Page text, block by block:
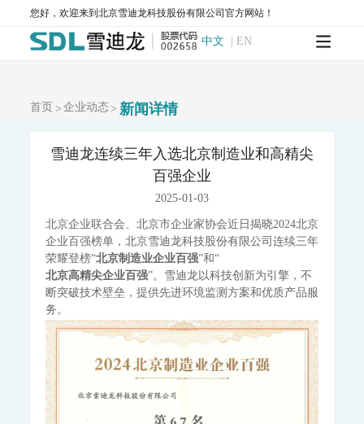
您好，欢迎来到北京雪迪龙科技股份有限公司官方网站！
中文 | EN
SDL 1006-颗粒物全流程校验系统
AQMS-900HM-环境空气颗粒物元素成分自动监测系统
T1200-化学发光法氮氧化物分析仪
T1400-紫外吸收法臭氧分析仪
T1700-动态校准仪 M1001-零气发生器
大气网格化监测系统
AQMS-900C-PM₁₀-户外型颗粒物PM₁₀自动监测系统
MODEL 2130-扬尘在线监测系统
AQMS-1100OU-恶臭自动监测系统
MODEL 2630-II-环境噪声自动监测仪
MODEL 2630-环境噪声自动监测仪
AQMS-900TE-交通污染溯源在线监测系统
大气VOCs监测系统
AQMS-900VI/VII-环境空气非甲烷总烃在线监测系统
AQMS-900VC-环境空气挥发性有机物在线监测系统
AQMS-900VF-环境空气甲醛在线监测系统
AQMS-900TOFMS-多通道飞行时间质谱在线监测系统
大气走航监测车
首页 > 企业动态> 新闻详情
雪迪龙连续三年入选北京制造业和高精尖
百强企业
2025-01-03
北京企业联合会、北京市企业家协会近日揭晓2024北京
企业百强榜单，北京雪迪龙科技股份有限公司连续三年
荣耀登榜“北京制造业企业百强”和“
北京高精尖企业百强”。雪迪龙以科技创新为引擎，不
断突破技术壁垒，提供先进环境监测方案和优质产品服
务。